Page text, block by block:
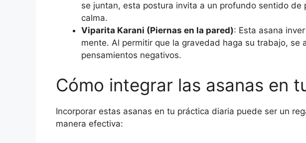
se juntan, esta postura invita a un profundo sentido
calma.
Viparita Karani (Piernas en la pared): Esta asana
mente. Al permitir que la gravedad haga su trabajo,
pensamientos negativos.
Cómo integrar las asanas en
Incorporar estas asanas en tu práctica diaria puede ser un
manera efectiva: